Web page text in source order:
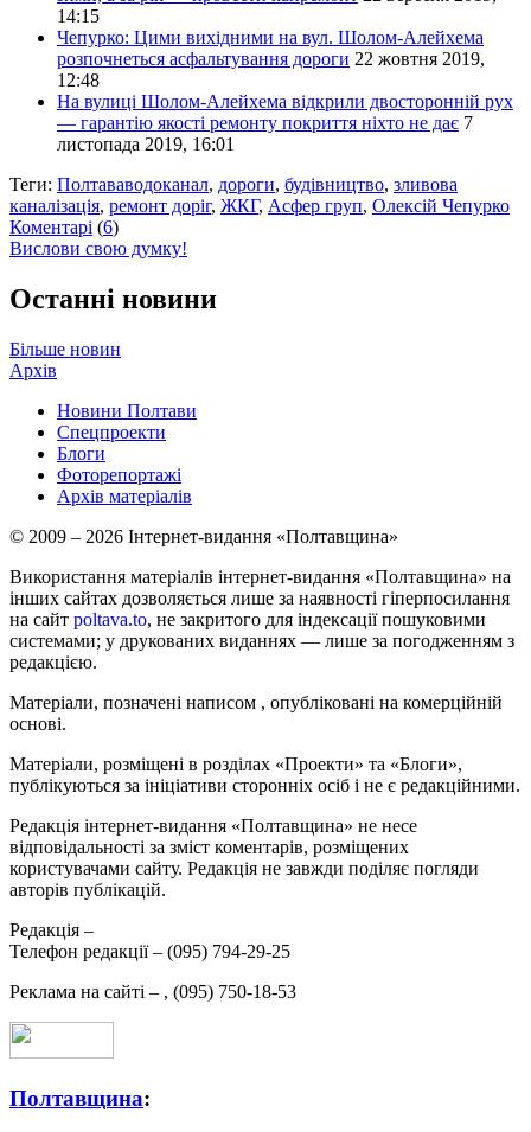
14:15
Чепурко: Цими вихідними на вул. Шолом-Алейхема
розпочнеться асфальтування дороги 22 жовтня 2019,
12:48
На вулиці Шолом-Алейхема відкрили двосторонній рух
— гарантію якості ремонту покриття ніхто не дає 7
листопада 2019, 16:01
Теги: Полтававодоканал, дороги, будівництво, зливова
каналізація, ремонт доріг, ЖКГ, Асфер груп, Олексій Чепурко
Коментарі (6)
Вислови свою думку!
Останні новини
Більше новин
Архів
Новини Полтави
Спецпроекти
Блоги
Фоторепортажі
Архів матеріалів
© 2009 – 2026 Інтернет-видання «Полтавщина»
Використання матеріалів інтернет-видання «Полтавщина» на
інших сайтах дозволяється лише за наявності гіперпосилання
на сайт poltava.to, не закритого для індексації пошуковими
системами; у друкованих виданнях — лише за погодженням з
редакцією.
Матеріали, позначені написом , опубліковані на комерційній
основі.
Матеріали, розміщені в розділах «Проекти» та «Блоги»,
публікуються за ініціативи сторонніх осіб і не є редакційними.
Редакція інтернет-видання «Полтавщина» не несе
відповідальності за зміст коментарів, розміщених
користувачами сайту. Редакція не завжди поділяє погляди
авторів публікацій.
Редакція –
Телефон редакції – (095) 794-29-25
Реклама на сайті – , (095) 750-18-53
Полтавщина: